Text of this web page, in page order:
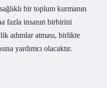
bir toplum kurmanın
fazla insanın birbirini
adımlar atması, birlikte
yardımcı olacaktır.